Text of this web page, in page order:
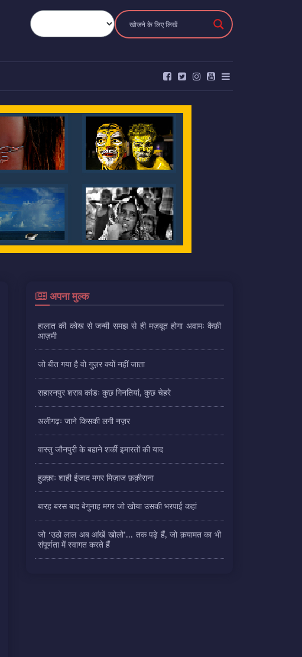
अपना मुल्क
हालात की कोख से जन्मी समझ से ही मज़बूत होगा अवामः कैफ़ी
आज़मी
जो बीत गया है वो गुज़र क्यों नहीं जाता
सहारनपुर शराब कांडः कुछ गिनतियां, कुछ चेहरे
अलीगढ़ः जाने किसकी लगी नज़र
वास्तु जौनपुरी के बहाने शर्की इमारतों की याद
हुक़्क़ाः शाही ईजाद मगर मिज़ाज फ़क़ीराना
बारह बरस बाद बेगुनाह मगर जो खोया उसकी भरपाई कहां
जो ‘उठो लाल अब आंखें खोलो’... तक पढ़े हैं, जो क़यामत का भी
संपूर्णता में स्वागत करते हैं